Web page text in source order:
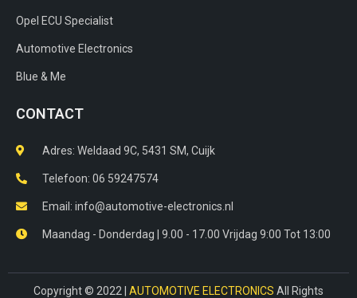
Opel ECU Specialist
Automotive Electronics
Blue & Me
CONTACT
Adres: Weldaad 9C, 5431 SM, Cuijk​
Telefoon: 06 59247574
Email: info@automotive-electronics.nl
Maandag - Donderdag | 9.00 - 17.00 Vrijdag 9:00 Tot 13:00
Copyright © 2022 | AUTOMOTIVE ELECTRONICS All Rights